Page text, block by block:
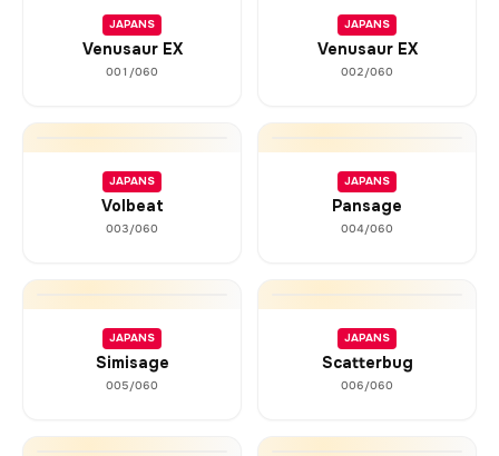
JAPANS
Venusaur EX
001/060
JAPANS
Venusaur EX
002/060
JAPANS
Volbeat
003/060
JAPANS
Pansage
004/060
JAPANS
Simisage
005/060
JAPANS
Scatterbug
006/060